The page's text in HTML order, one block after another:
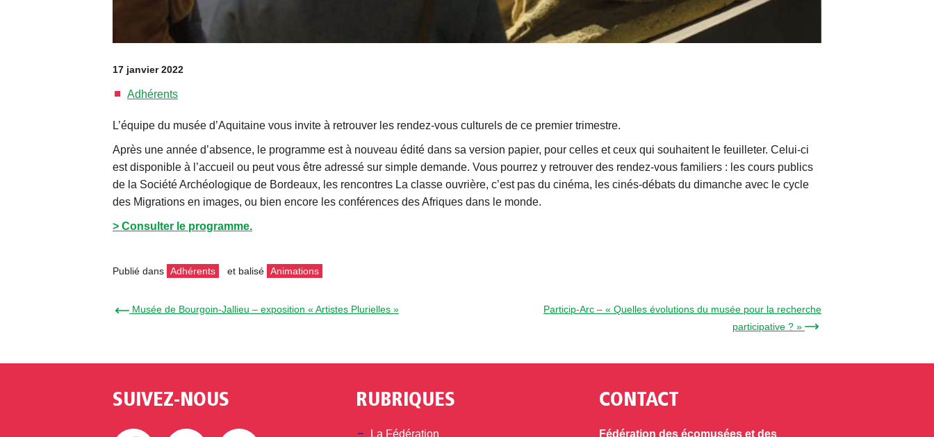
17 janvier 2022
Adhérents
L’équipe du musée d’Aquitaine vous invite à retrouver les rendez-vous culturels de ce premier trimestre.
Après une année d’absence, le programme est à nouveau édité dans sa version papier, pour celles et ceux qui souhaitent le feuilleter. Celui-ci
est disponible à l’accueil ou peut vous être adressé sur simple demande. Vous pourrez y retrouver des rendez-vous familiers : les cours publics
de la Société Archéologique de Bordeaux, les rencontres La classe ouvrière, c’est pas du cinéma, les cinés-débats du dimanche avec le cycle
des Migrations en images, ou bien encore les conférences des Afriques dans le monde.
> Consulter le programme.
Publié dans Adhérents et balisé Animations
← Musée de Bourgoin-Jallieu – exposition « Artistes Plurielles »
Particip-Arc – « Quelles évolutions du musée pour la recherche
participative ? » →
SUIVEZ-NOUS
Facebook Twitter
RUBRIQUES
La Fédération
CONTACT
Fédération des écomusées et des